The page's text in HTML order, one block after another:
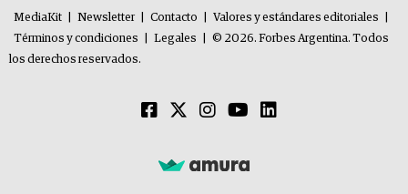
MediaKit Newsletter Contacto Valores y estándares editoriales
Términos y condiciones
Legales
© 2026. Forbes Argentina. Todos
los derechos reservados.